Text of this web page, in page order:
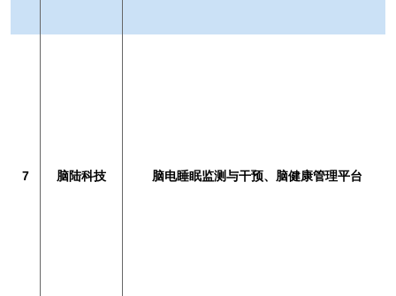
7 脑陆科技 脑电睡眠监测与干预、脑健康管理平台